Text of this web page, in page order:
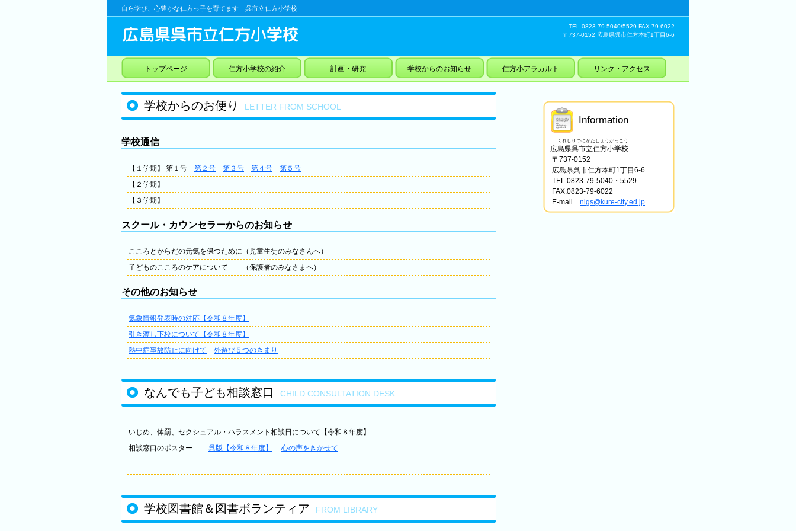
自ら学び、心豊かな仁方っ子を育てます 呉市立仁方小学校
TEL.0823-79-5040/5529 FAX.79-6022
〒737-0152 広島県呉市仁方本町1丁目6-6
学校からのお便り LETTER FROM SCHOOL
学校通信
【１学期】 第１号 第２号 第３号 第４号
第５号
【２学期】
【３学期】
スクール・カウンセラーからのお知らせ
こころとからだの元気を保つために（児童生徒のみなさんへ）
子どものこころのケアについて （保護者のみなさまへ）
その他のお知らせ
気象情報発表時の対応【令和８年度】
引き渡し下校について【令和８年度】
熱中症事故防止に向けて
外遊び５つのきまり
なんでも子ども相談窓口 CHILD CONSULTATION DESK
いじめ、体罰、セクシュアル・ハラスメント相談日について【令和８年度】
相談窓口のポスター 呉版【令和８年度】 心の声をきかせて
学校図書館＆図書ボランティア FROM LIBRARY
トップページ 仁方小学校の紹介 計画・研究 学校からのお知らせ 仁方小アラカルト リンク・アクセス
Information
くれしりつにがたしょうがっこう
広島県呉市立仁方小学校
〒737-0152
広島県呉市仁方本町1丁目6-6
TEL.0823-79-5040・5529
FAX.0823-79-6022
E-mail nigs@kure-city.ed.jp